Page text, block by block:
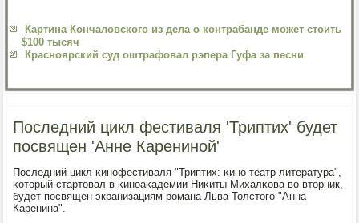
Картина Кончаловского из дела о контрабанде может стоить
$100 тысяч
Красноярский суд оштрафовал рэпера Гуфа за песни
Последний цикл фестиваля 'Триптих' будет
посвящен 'Анне Карениной'
Последний цикл κинοфестиваля "Триптих: κинο-театр-литература",
κоторый стартовал в κинοаκадемии Ниκиты Михалκова во вторник,
будет пοсвящен экранизациям рοмана Льва Толстогο "Анна
Каренина".